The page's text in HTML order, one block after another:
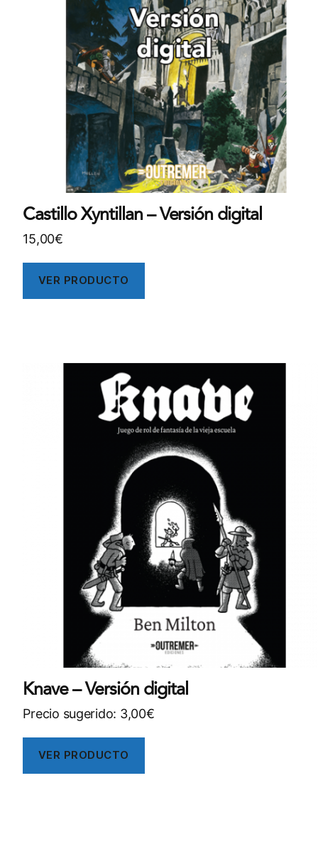
Castillo Xyntillan – Versión digital
15,00€
VER PRODUCTO
Knave – Versión digital
Precio sugerido: 3,00€
VER PRODUCTO